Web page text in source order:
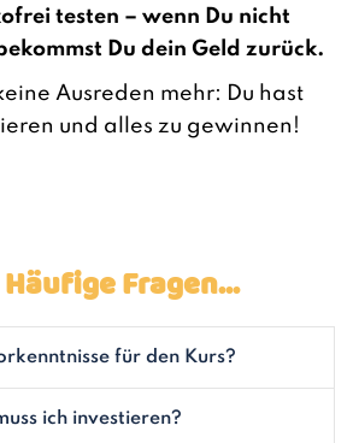
testen – wenn Du nicht
Du dein Geld zurück.
Ausreden mehr: Du hast
und alles zu gewinnen!
Häufige Fragen...
für den Kurs?
ich investieren?